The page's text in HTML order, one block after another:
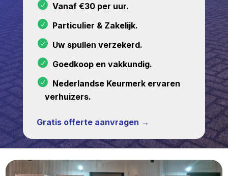
Vanaf €30 per uur.
Particulier & Zakelijk.
Uw spullen verzekerd.
Goedkoop en vakkundig.
Nederlandse Keurmerk ervaren
verhuizers.
Gratis offerte aanvragen →